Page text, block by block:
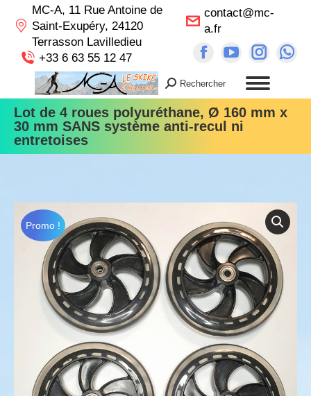
MC-A, 11 Rue Antoine de
Saint-Exupéry, 24120
Terrasson Lavilledieu
+33 6 63 55 12 47
contact@mc-
a.fr
Facebook
opens
in
new
window
YouTube
opens
in
new
window
opens
in
Recherche
:
Rechercher
Lot de 4 roues polyuréthane, Ø 160 mm x
30 mm SANS système anti-recul ni
entretoises
Promo !